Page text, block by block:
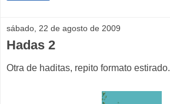
sábado, 22 de agosto de 2009
Hadas 2
Otra de haditas, repito formato estirado.